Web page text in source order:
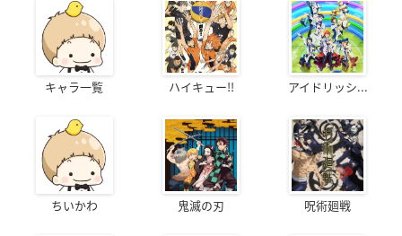
キャラ一覧 ハイキュー!! アイドリッシ...
ちいかわ 鬼滅の刃 呪術廻戦